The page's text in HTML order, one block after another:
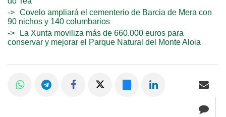
Covelo ampliará el cementerio de Barcia de Mera con
90 nichos y 140 columbarios
La Xunta moviliza más de 660.000 euros para
conservar y mejorar el Parque Natural del Monte Aloia